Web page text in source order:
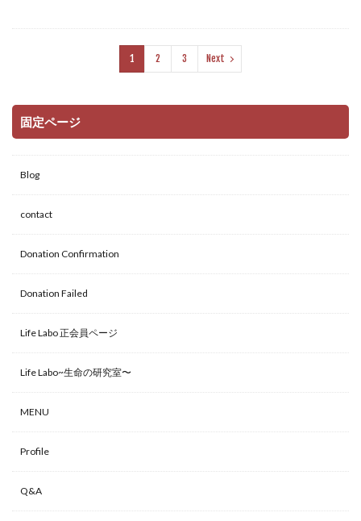
1 2 3 Next
固定ページ
Blog
contact
Donation Confirmation
Donation Failed
Life Labo 正会員ページ
Life Labo~生命の研究室〜
MENU
Profile
Q&A